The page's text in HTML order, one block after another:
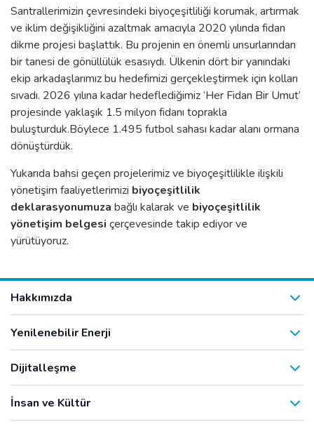
Santrallerimizin çevresindeki biyoçeşitliliği korumak, artırmak
ve iklim değişikliğini azaltmak amacıyla 2020 yılında fidan
dikme projesi başlattık. Bu projenin en önemli unsurlarından
bir tanesi de gönüllülük esasıydı. Ülkenin dört bir yanındaki
ekip arkadaşlarımız bu hedefimizi gerçekleştirmek için kolları
sıvadı. 2026 yılına kadar hedeflediğimiz ‘Her Fidan Bir Umut’
projesinde yaklaşık 1.5 milyon fidanı toprakla
buluşturduk.Böylece 1.495 futbol sahası kadar alanı ormana
dönüştürdük.
Yukarıda bahsi geçen projelerimiz ve biyoçeşitlilikle ilişkili
yönetişim faaliyetlerimizi biyoçeşitlilik
deklarasyonumuza bağlı kalarak ve biyoçeşitlilik
yönetişim belgesi çerçevesinde takip ediyor ve
yürütüyoruz.
Hakkımızda
Yenilenebilir Enerji
Dijitalleşme
İnsan ve Kültür